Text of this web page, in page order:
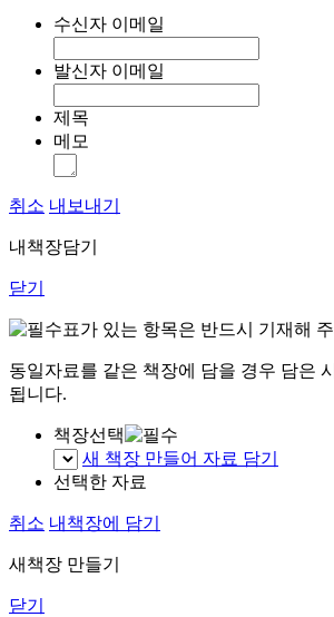
수신자 이메일
발신자 이메일
제목
메모
취소 내보내기
내책장담기
닫기
표가 있는 항목은 반드시 기재해
동일자료를 같은 책장에 담을 경우 담은
됩니다.
책장선택
새 책장 만들어 자료 담기
선택한 자료
취소 내책장에 담기
새책장 만들기
닫기